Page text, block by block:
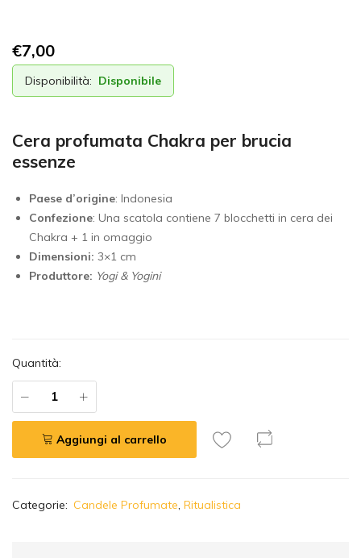
€7,00
Disponibilità: Disponibile
Cera profumata Chakra per brucia
essenze
Paese d’origine: Indonesia
Confezione: Una scatola contiene 7 blocchetti in cera dei
Chakra + 1 in omaggio
Dimensioni: 3×1 cm
Produttore: Yogi & Yogini
Quantità:
Aggiungi al carrello
lCategorie: Candele Profumate, Ritualistica